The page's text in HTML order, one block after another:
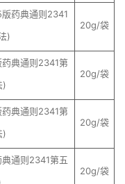
药典通则2341
)
20g/袋
典通则2341第
)
20g/袋
典通则2341第
)
20g/袋
通则2341第五
20g/袋